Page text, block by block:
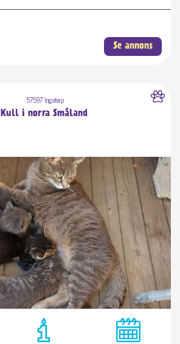
Se annons
57597 Ingatorp
Kull i norra Småland